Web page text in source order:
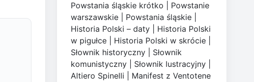
Powstania śląskie krótko
Powstanie
warszawskie
Powstania śląskie
Historia Polski – daty
Historia Polski
w pigułce
Historia Polski w skrócie
Słownik historyczny
Słownik
komunistyczny
Słownik lustracyjny
Altiero Spinelli
Manifest z Ventotene